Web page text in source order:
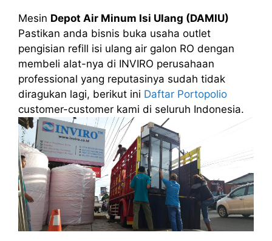
Mesin Depot Air Minum Isi Ulang (DAMIU)
Pastikan anda bisnis buka usaha outlet
pengisian refill isi ulang air galon RO dengan
membeli alat-nya di INVIRO perusahaan
professional yang reputasinya sudah tidak
diragukan lagi, berikut ini Daftar Portopolio
customer-customer kami di seluruh Indonesia.